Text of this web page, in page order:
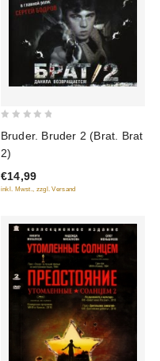
of
5
Bruder. Bruder 2 (Brat. Brat
2)
€14,99
inkl. Mwst., zzgl. Versand